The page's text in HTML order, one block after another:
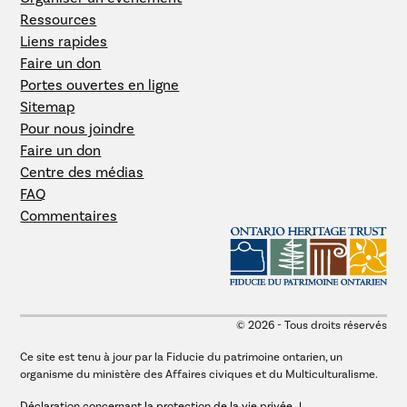
Ressources
Liens rapides
Faire un don
Portes ouvertes en ligne
Sitemap
Pour nous joindre
Faire un don
Centre des médias
FAQ
Commentaires
© 2026 - Tous droits réservés
Ce site est tenu à jour par la Fiducie du patrimoine ontarien, un
organisme du ministère des Affaires civiques et du Multiculturalisme.